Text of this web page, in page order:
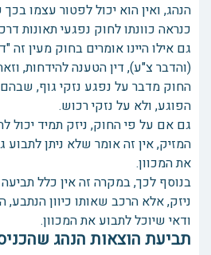
הנהג, ואין הוא יכול לפטור עצמו
כנראה כוונתו לחוק נפגעי תאונות דרכים
גם אילו היינו אומרים בחוק מעין זה
(והדבר צ"ע), דין הטענה להידחות,
החוק מדבר על נפגע נזקי גוף,
הפוגע, ולא על נזקי רכוש.
גם אם על פי החוק, ניזק תמיד יכול
המזיק, אין זה אומר שלא ניתן לתבוע
את המכוון.
בנוסף לכך, במקרה זה אין כלל תביעה
ניזק, אלא הרכב שאותו כיוון הנתבע,
ודאי שיוכל לתבוע את המכוון.
תביעת הוצאות הנהג